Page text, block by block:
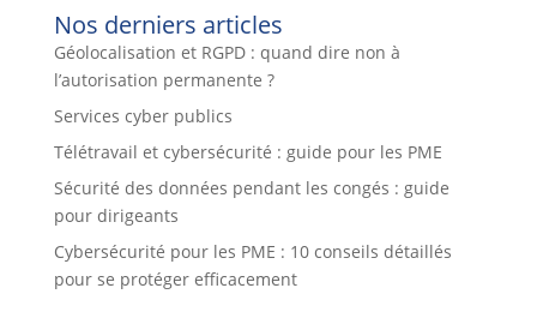
Nos derniers articles
Géolocalisation et RGPD : quand dire non à
l’autorisation permanente ?
Services cyber publics
Télétravail et cybersécurité : guide pour les PME
Sécurité des données pendant les congés : guide
pour dirigeants
Cybersécurité pour les PME : 10 conseils détaillés
pour se protéger efficacement